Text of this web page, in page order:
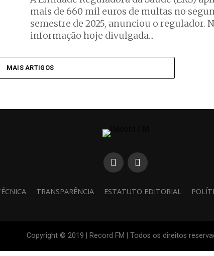
mais de 660 mil euros de multas no
semestre de 2025, anunciou o regulador.
informação hoje divulgada...
MAIS ARTIGOS
TRANSPARÊNCIA ESTATUTO EDITORIAL
Copyright © 2019 | Record FM | Todos os direitos